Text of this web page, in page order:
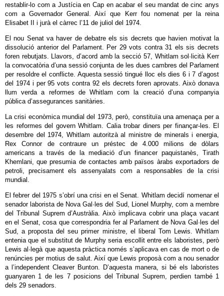
restablir-lo com a Justícia en Cap en acabar el seu mandat de cinc anys
com a Governador General. Així que Kerr fou nomenat per la reina
Elisabet II i jurà el càrrec l’11 de juliol del 1974.
El nou Senat va haver de debatre els sis decrets que havien motivat la
dissolució anterior del Parlament. Per 29 vots contra 31 els sis decrets
foren rebutjats. Llavors, d’acord amb la secció 57, Whitlam sol·licità Kerr
la convocatòria d’una sessió conjunta de les dues cambres del Parlament
per resoldre el conflicte. Aquesta sessió tingué lloc els dies 6 i 7 d’agost
del 1974 i per 95 vots contra 92 els decrets foren aprovats. Això donava
llum verda a reformes de Whitlam com la creació d’una companyia
pública d’assegurances sanitàries.
La crisi econòmica mundial del 1973, però, constituïa una amenaça per a
les reformes del govern Whitlam. Calia trobar diners per finançar-les. El
desembre del 1974, Whitlam autoritzà al ministre de minerals i energia,
Rex Connor de contraure un préstec de 4.000 milions de dòlars
americans a través de la mediació d’un financer paquistanès, Tirath
Khemlani, que presumia de contactes amb països àrabs exportadors de
petroli, precisament els assenyalats com a responsables de la crisi
mundial.
El febrer del 1975 s’obrí una crisi en el Senat. Whitlam decidí nomenar el
senador laborista de Nova Gal·les del Sud, Lionel Murphy, com a membre
del Tribunal Suprem d’Austràlia. Això implicava cobrir una plaça vacant
en el Senat, cosa que correspondria fer al Parlament de Nova Gal·les del
Sud, a proposta del seu primer ministre, el liberal Tom Lewis. Whitlam
entenia que el substitut de Murphy seria escollit entre els laboristes, però
Lewis al·legà que aquesta pràctica només s’aplicava en cas de mort o de
renúncies per motius de salut. Així que Lewis proposà com a nou senador
a l’independent Cleaver Bunton. D’aquesta manera, si bé els laboristes
guanyaren 1 de les 7 posicions del Tribunal Suprem, perdien també 1
dels 29 senadors.